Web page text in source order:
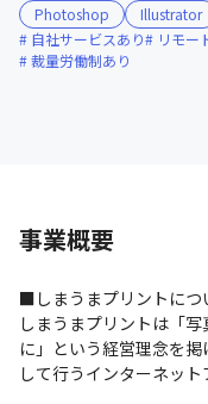
Photoshop Illustrator
自社サービスあり
リモー
裁量労働制あり
事業概要
■しまうまプリントにつ
しまうまプリントは「
に」という経営理念を
して行うインターネット